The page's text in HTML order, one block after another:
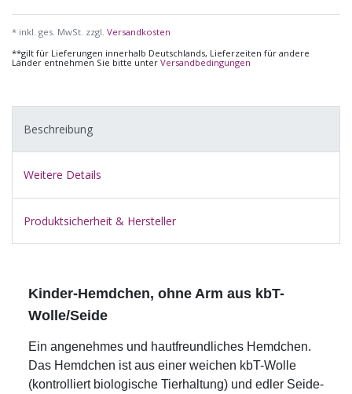
* inkl. ges. MwSt. zzgl. Versandkosten
**gilt für Lieferungen innerhalb Deutschlands, Lieferzeiten für andere
Länder entnehmen Sie bitte unter Versandbedingungen
Beschreibung
Weitere Details
Produktsicherheit & Hersteller
Kinder-Hemdchen, ohne Arm aus kbT-
Wolle/Seide
Ein angenehmes und hautfreundliches Hemdchen.
Das Hemdchen ist aus einer weichen kbT-Wolle
(kontrolliert biologische Tierhaltung) und edler Seide-